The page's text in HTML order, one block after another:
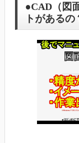
●CAD（図
トがあるの